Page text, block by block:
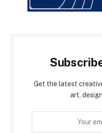
Get the latest
art,